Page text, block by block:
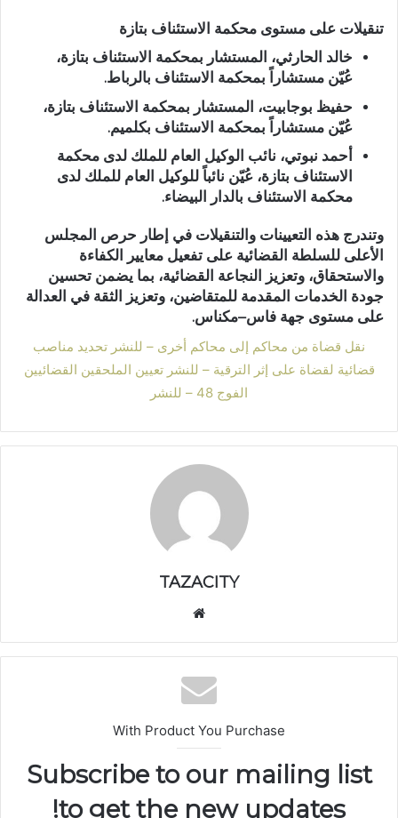
تنقيلات على مستوى محكمة الاستئناف بتازة
خالد الحارثي، المستشار بمحكمة الاستئناف بتازة،
عُيّن مستشاراً بمحكمة الاستئناف بالرباط.
حفيظ بوجابيت، المستشار بمحكمة الاستئناف بتازة،
عُيّن مستشاراً بمحكمة الاستئناف بكلميم.
أحمد نبوتي، نائب الوكيل العام للملك لدى محكمة
الاستئناف بتازة، عُيّن نائباً للوكيل العام للملك لدى
محكمة الاستئناف بالدار البيضاء.
وتندرج هذه التعيينات والتنقيلات في إطار حرص المجلس
الأعلى للسلطة القضائية على تفعيل معايير الكفاءة
والاستحقاق، وتعزيز النجاعة القضائية، بما يضمن تحسين
جودة الخدمات المقدمة للمتقاضين، وتعزيز الثقة في العدالة
على مستوى جهة فاس–مكناس.
نقل قضاة من محاكم إلى محاكم أخرى – للنشر تحديد مناصب
قضائية لقضاة على إثر الترقية – للنشر تعيين الملحقين القضائيين
الفوج 48 – للنشر
TAZACITY
الوي
ب
With Product You Purchase
Subscribe to our mailing list
to get the new updates!